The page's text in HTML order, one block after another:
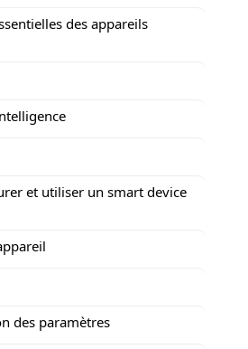
des appareils
et utiliser un smart device
des paramètres